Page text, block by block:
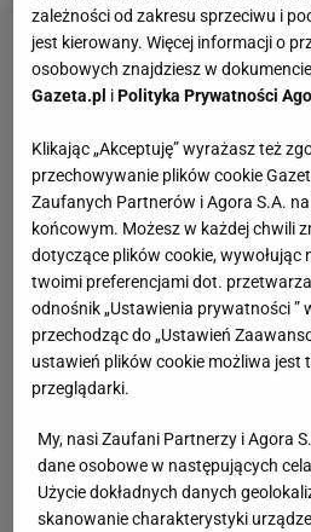
zależności od zakresu sprzeciwu i
jest kierowany. Więcej informacji o
osobowych znajdziesz w
Gazeta.pl iPolityka Prywatności
Klikając „Akceptuję” wyrażasz też
przechowywanie plików cookie
Zaufanych Partnerów i Agora S.A.
końcowym. Możesz w każdej chwili
dotyczące plików cookie, wywołując
twoimi preferencjami dot.
odnośnik „Ustawienia prywatności ”
przechodząc do „Ustawień
ustawień plików cookie możliwa jest
przeglądarki.
My, nasi Zaufani Partnerzy i Agora
dane osobowe w następujących
Użycie dokładnych danych
skanowanie charakterystyki